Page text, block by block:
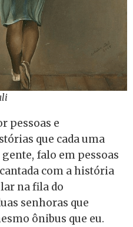
pessoas e
que cada uma
falo em pessoas
com a história
na fila do
senhoras que
ônibus que eu.